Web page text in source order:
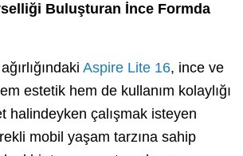
Buluşturan İnce Formda
Aspire Lite 16, ince ve
estetik hem de kullanım kolaylığı
halindeyken çalışmak isteyen
mobil yaşam tarzına sahip